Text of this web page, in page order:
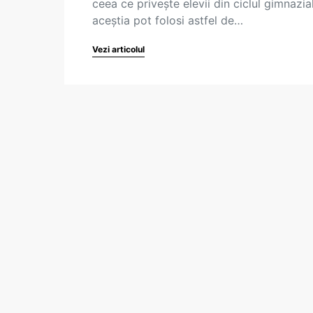
ceea ce privește elevii din ciclul
aceștia pot folosi astfel de…
Vezi articolul